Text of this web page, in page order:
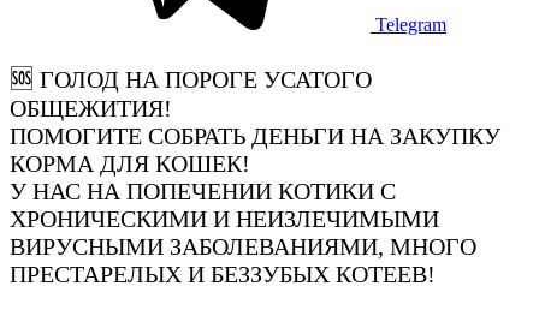
Telegram
🆘 ГОЛОД НА ПОРОГЕ УСАТОГО
ОБЩЕЖИТИЯ!
ПОМОГИТЕ СОБРАТЬ ДЕНЬГИ НА ЗАКУПКУ
КОРМА ДЛЯ КОШЕК!
У НАС НА ПОПЕЧЕНИИ КОТИКИ С
ХРОНИЧЕСКИМИ И НЕИЗЛЕЧИМЫМИ
ВИРУСНЫМИ ЗАБОЛЕВАНИЯМИ, МНОГО
ПРЕСТАРЕЛЫХ И БЕЗЗУБЫХ КОТЕЕВ!